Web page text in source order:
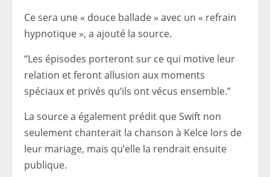
Ce sera une « douce ballade » avec un « refrain
hypnotique », a ajouté la source.
“Les épisodes porteront sur ce qui motive leur
relation et feront allusion aux moments
spéciaux et privés qu’ils ont vécus ensemble.”
La source a également prédit que Swift non
seulement chanterait la chanson à Kelce lors de
leur mariage, mais qu’elle la rendrait ensuite
publique.